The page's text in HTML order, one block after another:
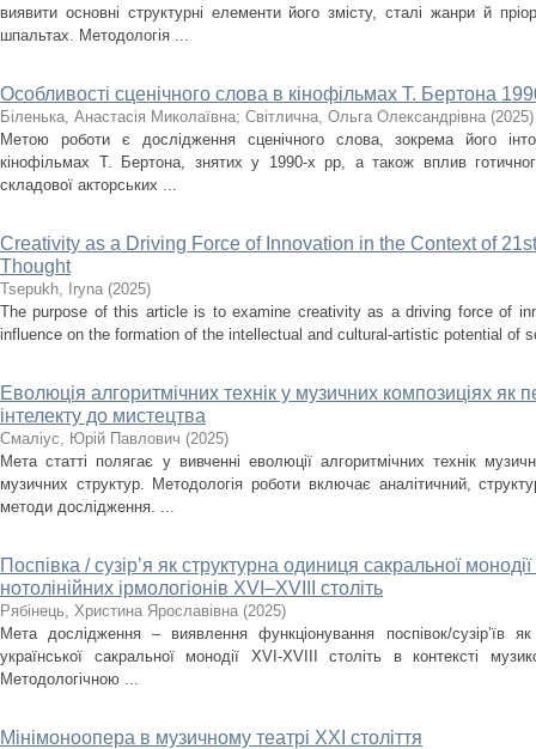
виявити основні структурні елементи його змісту, сталі жанри й
шпальтах. Методологія ...
Особливості сценічного слова в кінофільмах Т. Бертона
Біленька, Анастасія Миколаївна; Світлична, Ольга Олександрівна (2025)
Метою роботи є дослідження сценічного слова, зокрема його
кінофільмах Т. Бертона, знятих у 1990-х рр, а також вплив
складової акторських ...
Creativity as a Driving Force of Innovation in the Context of
Thought
Tsepukh, Iryna (2025)
The purpose of this article is to examine creativity as a driving force of
influence on the formation of the intellectual and cultural-artistic potential of
Еволюція алгоритмічних технік у музичних композиціях як
інтелекту до мистецтва
Смаліус, Юрій Павлович (2025)
Мета статті полягає у вивченні еволюції алгоритмічних технік
музичних структур. Методологія роботи включає аналітичний,
методи дослідження. ...
Поспівка / сузір’я як структурна одиниця сакральної
нотолінійних ірмологіонів XVI–XVIII століть
Рябінець, Христина Ярославівна (2025)
Мета дослідження – виявлення функціонування поспівок/сузір’їв
української сакральної монодії XVI-XVIII cтоліть в контексті
Методологічною ...
Мінімоноопера в музичному театрі ХХІ століття